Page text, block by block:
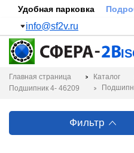
Удобная парковка
info@sf2v.ru
Главная страница Каталог
Подшипник 4- 46209
Фильтр